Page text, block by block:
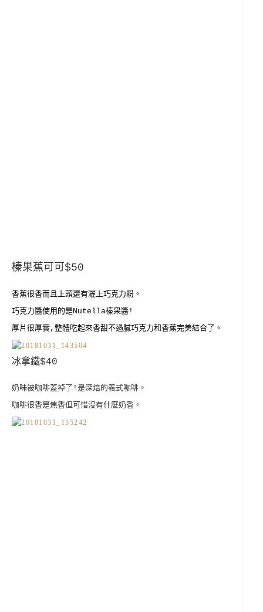
榛果蕉可可$50
香蕉很香而且上頭還有灑上巧克力粉。
巧克力醬使用的是Nutella榛果醬!
厚片很厚實,整體吃起來香甜不過膩巧克力和香蕉完美結合了。
冰拿鐵$40
奶味被咖啡蓋掉了!是深焙的義式咖啡。
咖啡很香是焦香但可惜沒有什麼奶香。